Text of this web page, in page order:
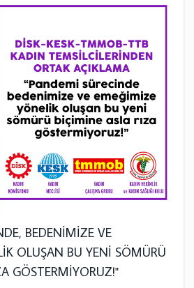
BEDENİMİZE VE
OLUŞAN BU YENİ SÖMÜRÜ
GÖSTERMİYORUZ!"